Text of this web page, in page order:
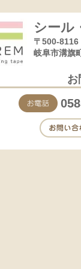
シール
〒500-8116
岐阜市溝旗
お